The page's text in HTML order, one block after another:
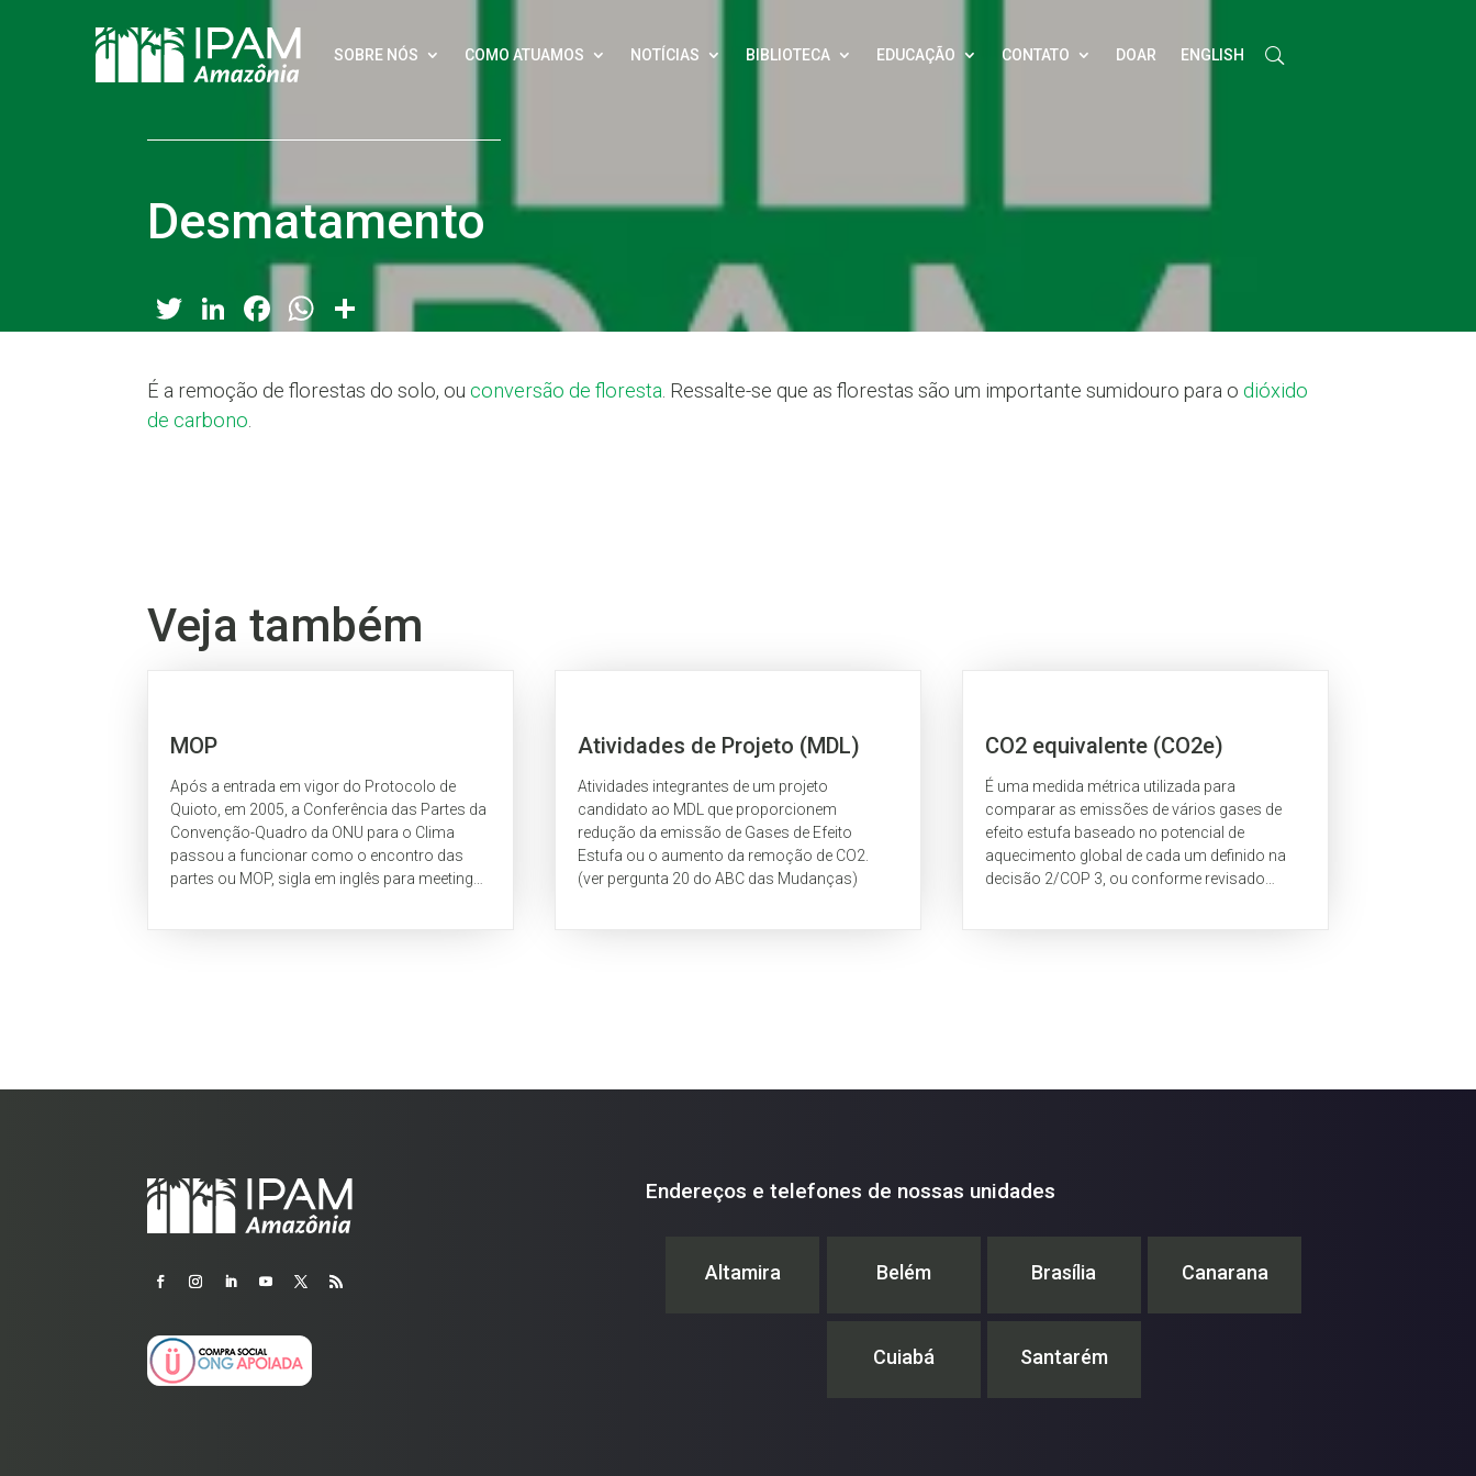
SOBRE NÓS COMO ATUAMOS NOTÍCIAS BIBLIOTECA EDUCAÇÃO CONTATO DOAR ENGLISH
Desmatamento
Twitter
LinkedIn
Facebook
WhatsApp
Share
É a remoção de florestas do solo, ouconversão de floresta. Ressalte-se que as florestas são um importante sumidouro para odióxido
de carbono.
Veja também
MOP
Após a entrada em vigor do Protocolo de
Quioto, em 2005, a Conferência das Partes da
Convenção-Quadro da ONU para o Clima
passou a funcionar como o encontro das
partes ou MOP, sigla em inglês para meeting
Atividades de Projeto (MDL)
Atividades integrantes de um projeto
candidato ao MDL que proporcionem
redução da emissão de Gases de Efeito
Estufa ou o aumento da remoção de CO2.
(ver pergunta 20 do ABC das Mudanças)
CO2 equivalente (CO2e)
É uma medida métrica utilizada para
comparar as emissões de vários gases de
efeito estufa baseado no potencial de
aquecimento global de cada um definido na
decisão 2/COP 3, ou conforme revisado
Endereços e telefones de nossas unidades
Altamira Belém Brasília Canarana
Cuiabá Santarém